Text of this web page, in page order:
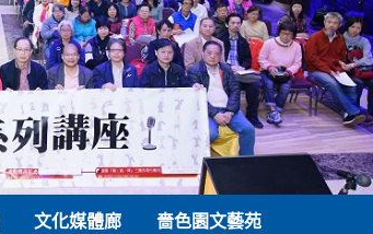
文化媒體廊 嗇色園文藝苑